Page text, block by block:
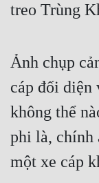
treo Trùng
Ảnh chụp
cáp đối diện
không thể
phi là, chính
một xe cáp